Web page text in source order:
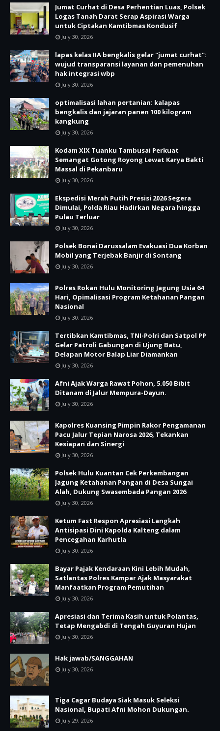
Jumat Curhat di Desa Perhentian Luas, Polsek
Logas Tanah Darat Serap Aspirasi Warga
untuk Ciptakan Kamtibmas Kondusif
July 30, 2026
lapas kelas IIA bengkalis gelar "jumat curhat":
wujud transparansi layanan dan pemenuhan
hak integrasi wbp
July 30, 2026
optimalisasi lahan pertanian: kalapas
bengkalis dan jajaran panen 100 kilogram
kangkung
July 30, 2026
Kodam XIX Tuanku Tambusai Perkuat
Semangat Gotong Royong Lewat Karya Bakti
Massal di Pekanbaru
July 30, 2026
Ekspedisi Merah Putih Presisi 2026 Segera
Dimulai, Polda Riau Hadirkan Negara hingga
Pulau Terluar
July 30, 2026
Polsek Bonai Darussalam Evakuasi Dua Korban
Mobil yang Terjebak Banjir di Sontang
July 30, 2026
Polres Rokan Hulu Monitoring Jagung Usia 64
Hari, Opimalisasi Program Ketahanan Pangan
Nasional
July 30, 2026
Tertibkan Kamtibmas, TNI-Polri dan Satpol PP
Gelar Patroli Gabungan di Ujung Batu,
Delapan Motor Balap Liar Diamankan
July 30, 2026
Afni Ajak Warga Rawat Pohon, 5.050 Bibit
Ditanam di Jalur Mempura-Dayun.
July 30, 2026
Kapolres Kuansing Pimpin Rakor Pengamanan
Pacu Jalur Tepian Narosa 2026, Tekankan
Kesiapan dan Sinergi
July 30, 2026
Polsek Hulu Kuantan Cek Perkembangan
Jagung Ketahanan Pangan di Desa Sungai
Alah, Dukung Swasembada Pangan 2026
July 30, 2026
Ketum Fast Respon Apresiasi Langkah
Antisipasi Dini Kapolda Kalteng dalam
Pencegahan Karhutla
July 30, 2026
Bayar Pajak Kendaraan Kini Lebih Mudah,
Satlantas Polres Kampar Ajak Masyarakat
Manfaatkan Program Pemutihan
July 30, 2026
Apresiasi dan Terima Kasih untuk Polantas,
Tetap Mengabdi di Tengah Guyuran Hujan
July 30, 2026
Hak jawab/SANGGAHAN
July 30, 2026
Tiga Cagar Budaya Siak Masuk Seleksi
Nasional, Bupati Afni Mohon Dukungan.
July 29, 2026